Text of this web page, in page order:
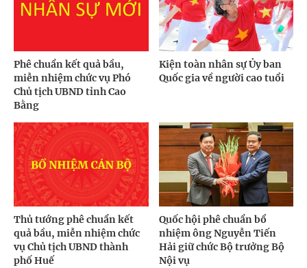
Phê chuẩn kết quả bầu,
miễn nhiệm chức vụ Phó
Chủ tịch UBND tỉnh Cao
Bằng
Kiện toàn nhân sự Ủy ban
Quốc gia về người cao tuổi
Thủ tướng phê chuẩn kết
quả bầu, miễn nhiệm chức
vụ Chủ tịch UBND thành
phố Huế
Quốc hội phê chuẩn bổ
nhiệm ông Nguyễn Tiến
Hải giữ chức Bộ trưởng Bộ
Nội vụ